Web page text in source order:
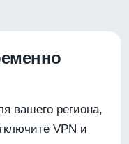
вашего региона,
VPN и